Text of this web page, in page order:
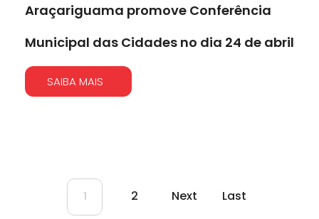
Araçariguama promove Conferência
Municipal das Cidades no dia 24 de abril
SAIBA MAIS
1 2 Next Last